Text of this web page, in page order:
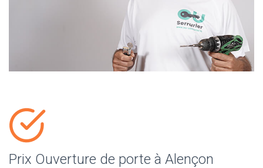
Prix Ouverture de porte à Alençon